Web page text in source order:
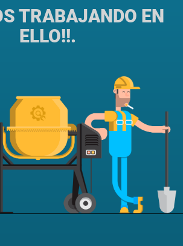
TRABAJANDO EN
ELLO!!.